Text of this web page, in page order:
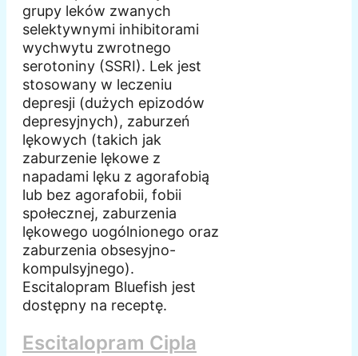
grupy leków zwanych
selektywnymi inhibitorami
wychwytu zwrotnego
serotoniny (SSRI). Lek jest
stosowany w leczeniu
depresji (dużych epizodów
depresyjnych), zaburzeń
lękowych (takich jak
zaburzenie lękowe z
napadami lęku z agorafobią
lub bez agorafobii, fobii
społecznej, zaburzenia
lękowego uogólnionego oraz
zaburzenia obsesyjno-
kompulsyjnego).
Escitalopram Bluefish jest
dostępny na receptę.
Escitalopram Cipla